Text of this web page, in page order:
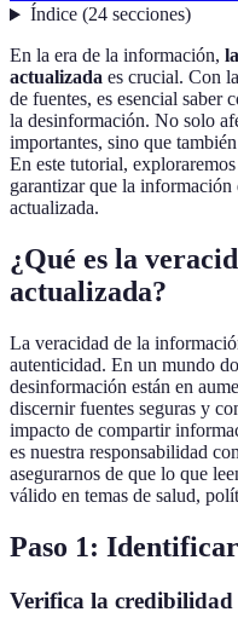
Índice(24 secciones)
En la era de la información,
actualizada es crucial. Con
de fuentes, es esencial
la desinformación. No solo
importantes, sino que
En este tutorial,
garantizar que la información
actualizada.
¿Qué es la
actualizada?
La veracidad de la
autenticidad. En un mundo
desinformación están en
discernir fuentes seguras y
impacto de compartir
es nuestra responsabilidad
asegurarnos de que lo que
válido en temas de salud,
Paso 1:
Verifica la credibilidad